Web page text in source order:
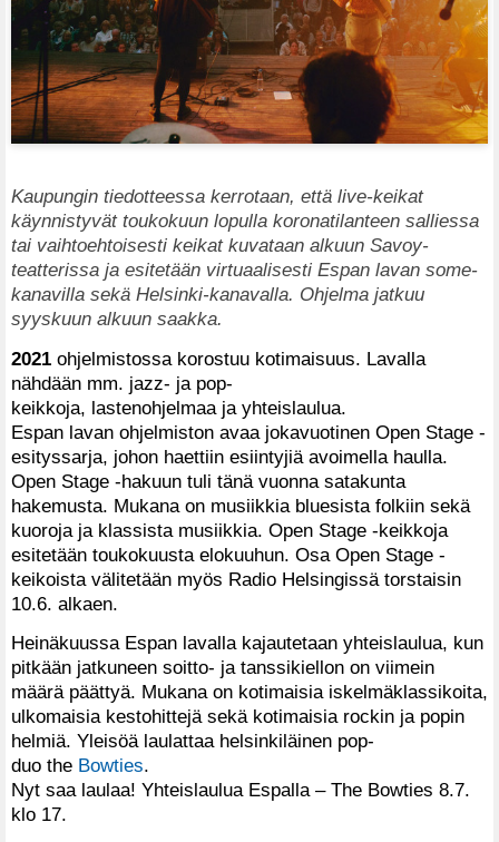
Kaupungin tiedotteessa kerrotaan, että live-keikat
käynnistyvät toukokuun lopulla koronatilanteen salliessa
tai vaihtoehtoisesti keikat kuvataan alkuun Savoy-
teatterissa ja esitetään virtuaalisesti Espan lavan some-
kanavilla sekä Helsinki-kanavalla. Ohjelma jatkuu
syyskuun alkuun saakka.
2021 ohjelmistossa korostuu kotimaisuus. Lavalla
nähdään mm. jazz- ja pop-
keikkoja, lastenohjelmaa ja yhteislaulua.
Espan lavan ohjelmiston avaa jokavuotinen Open Stage -
esityssarja, johon haettiin esiintyjiä avoimella haulla.
Open Stage -hakuun tuli tänä vuonna satakunta
hakemusta. Mukana on musiikkia bluesista folkiin sekä
kuoroja ja klassista musiikkia. Open Stage -keikkoja
esitetään toukokuusta elokuuhun. Osa Open Stage -
keikoista välitetään myös Radio Helsingissä torstaisin
10.6. alkaen.
Heinäkuussa Espan lavalla kajautetaan yhteislaulua, kun
pitkään jatkuneen soitto- ja tanssikiellon on viimein
määrä päättyä. Mukana on kotimaisia iskelmäklassikoita,
ulkomaisia kestohittejä sekä kotimaisia rockin ja popin
helmiä. Yleisöä laulattaa helsinkiläinen pop-
duo the Bowties.
Nyt saa laulaa! Yhteislaulua Espalla – The Bowties 8.7.
klo 17.